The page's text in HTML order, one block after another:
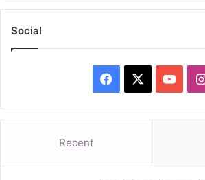
Social
Facebook
Recent